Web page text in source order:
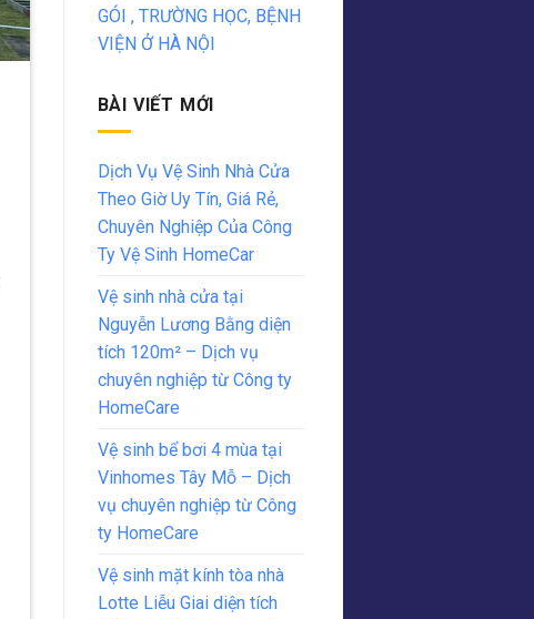
GÓI , TRƯỜNG HỌC, BỆNH
VIỆN Ở HÀ NỘI
BÀI VIẾT MỚI
Dịch Vụ Vệ Sinh Nhà Cửa
Theo Giờ Uy Tín, Giá Rẻ,
Chuyên Nghiệp Của Công
Ty Vệ Sinh HomeCar
Vệ sinh nhà cửa tại
Nguyễn Lương Bằng diện
tích 120m² – Dịch vụ
chuyên nghiệp từ Công ty
HomeCare
Vệ sinh bể bơi 4 mùa tại
Vinhomes Tây Mỗ – Dịch
vụ chuyên nghiệp từ Công
ty HomeCare
Vệ sinh mặt kính tòa nhà
Lotte Liễu Giai diện tích